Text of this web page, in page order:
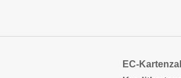
EC-